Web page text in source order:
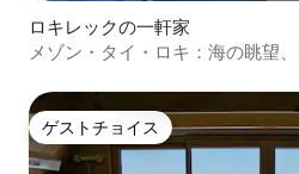
ロキレックの一軒家
メゾン・タイ・ロキ：海の眺望
ゲストチョイス
ゲストチョイス